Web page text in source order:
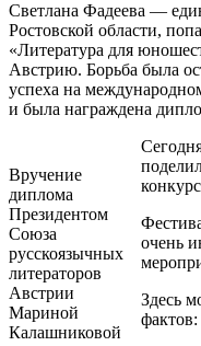
Светлана Фадеева —
Ростовской области,
«Литература для
Австрию. Борьба была
успеха на
и была награждена
Вручение
диплома
Президентом
Союза
русскоязычных
литераторов
Австрии
Мариной
Калашниковой
очень
Здесь
фактов: